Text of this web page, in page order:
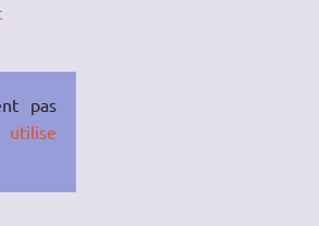
pas
utilise